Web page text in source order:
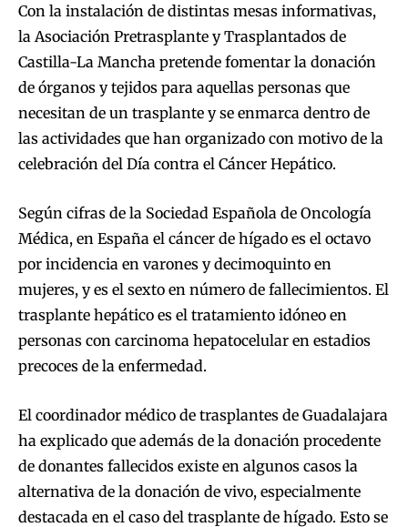
Con la instalación de distintas mesas informativas,
la Asociación Pretrasplante y Trasplantados de
Castilla-La Mancha pretende fomentar la donación
de órganos y tejidos para aquellas personas que
necesitan de un trasplante y se enmarca dentro de
las actividades que han organizado con motivo de la
celebración del Día contra el Cáncer Hepático.
Según cifras de la Sociedad Española de Oncología
Médica, en España el cáncer de hígado es el octavo
por incidencia en varones y decimoquinto en
mujeres, y es el sexto en número de fallecimientos. El
trasplante hepático es el tratamiento idóneo en
personas con carcinoma hepatocelular en estadios
precoces de la enfermedad.
El coordinador médico de trasplantes de Guadalajara
ha explicado que además de la donación procedente
de donantes fallecidos existe en algunos casos la
alternativa de la donación de vivo, especialmente
destacada en el caso del trasplante de hígado. Esto se